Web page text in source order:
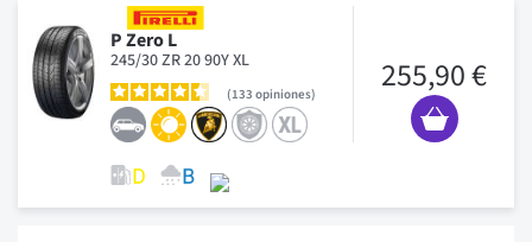
P Zero L
245/30 ZR 20 90Y XL
133 opiniones 255,90 €